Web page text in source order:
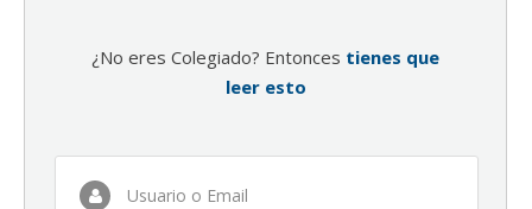
¿No eres Colegiado? Entonces tienes que
leer esto
Usuario o Email